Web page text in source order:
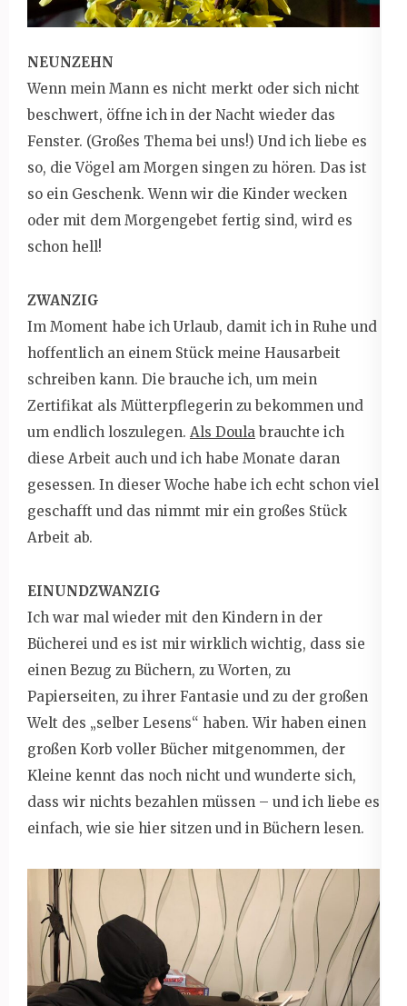
NEUNZEHN
Wenn mein Mann es nicht merkt oder sich nicht
beschwert, öffne ich in der Nacht wieder das
Fenster. (Großes Thema bei uns!) Und ich liebe es
so, die Vögel am Morgen singen zu hören. Das ist
so ein Geschenk. Wenn wir die Kinder wecken
oder mit dem Morgengebet fertig sind, wird es
schon hell!
ZWANZIG
Im Moment habe ich Urlaub, damit ich in Ruhe und
hoffentlich an einem Stück meine Hausarbeit
schreiben kann. Die brauche ich, um mein
Zertifikat als Mütterpflegerin zu bekommen und
um endlich loszulegen. Als Doula brauchte ich
diese Arbeit auch und ich habe Monate daran
gesessen. In dieser Woche habe ich echt schon viel
geschafft und das nimmt mir ein großes Stück
Arbeit ab.
EINUNDZWANZIG
Ich war mal wieder mit den Kindern in der
Bücherei und es ist mir wirklich wichtig, dass sie
einen Bezug zu Büchern, zu Worten, zu
Papierseiten, zu ihrer Fantasie und zu der großen
Welt des „selber Lesens“ haben. Wir haben einen
großen Korb voller Bücher mitgenommen, der
Kleine kennt das noch nicht und wunderte sich,
dass wir nichts bezahlen müssen – und ich liebe es
einfach, wie sie hier sitzen und in Büchern lesen.